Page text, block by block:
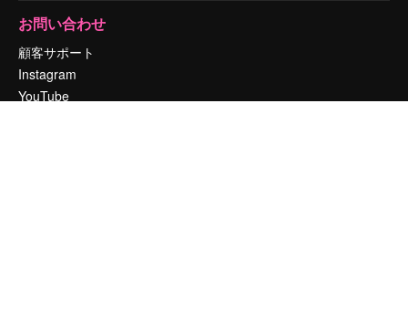
お問い合わせ
顧客サポート
Instagram
YouTube